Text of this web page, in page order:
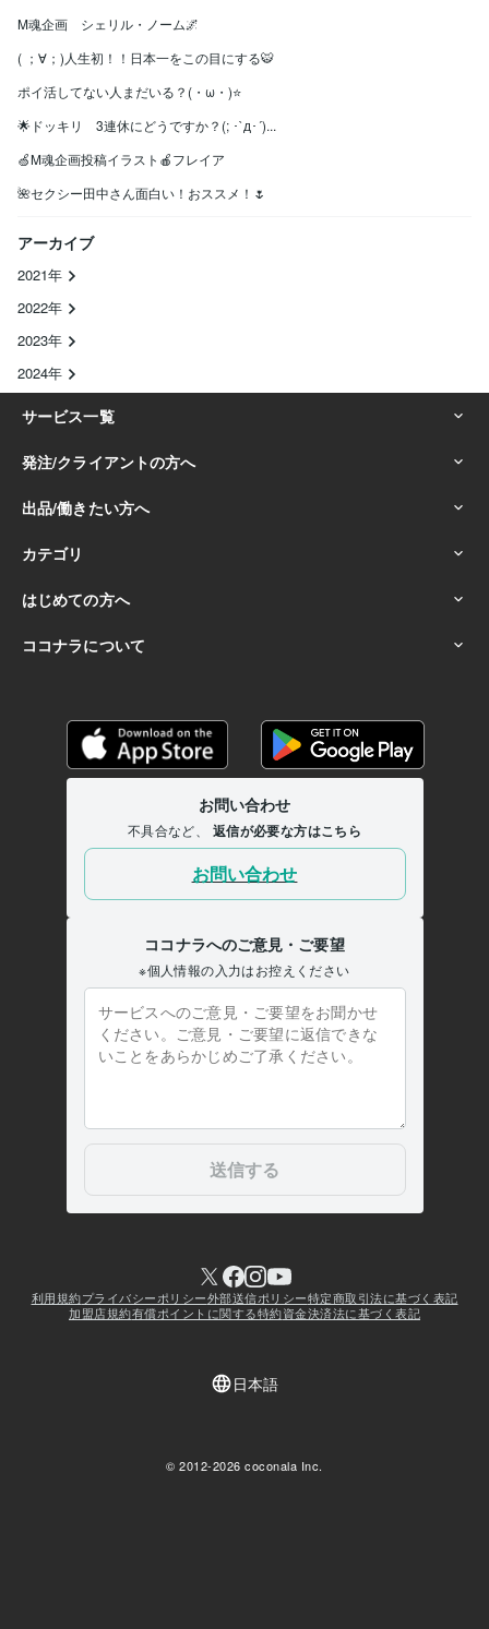
M魂企画 シェリル・ノーム🌌
( ；∀；)人生初！！日本一をこの目にする🐯
ポイ活してない人まだいる？(・ω・)⭐
🌟ドッキリ 3連休にどうですか？(; ･`д･´)...
🍏M魂企画投稿イラスト🍎フレイア
🌺セクシー田中さん面白い！おススメ！🌷
アーカイブ
2021年
2022年
2023年
2024年